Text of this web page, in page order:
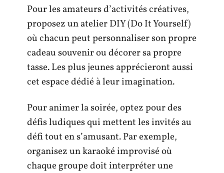
Pour les amateurs d’activités créatives,
proposez un atelier DIY (Do It Yourself)
où chacun peut personnaliser son propre
cadeau souvenir ou décorer sa propre
tasse. Les plus jeunes apprécieront aussi
cet espace dédié à leur imagination.
Pour animer la soirée, optez pour des
défis ludiques qui mettent les invités au
défi tout en s’amusant. Par exemple,
organisez un karaoké improvisé où
chaque groupe doit interpréter une